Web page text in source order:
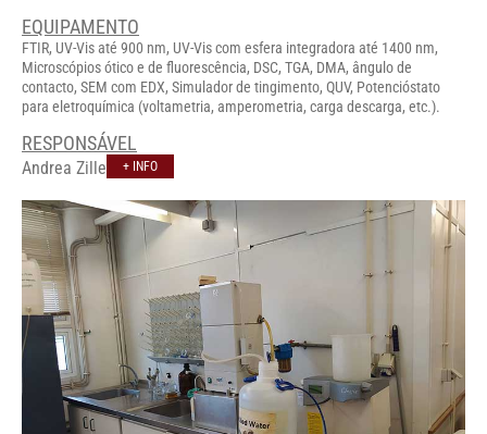
EQUIPAMENTO
FTIR, UV-Vis até 900 nm, UV-Vis com esfera integradora até 1400 nm,
Microscópios ótico e de fluorescência, DSC, TGA, DMA, ângulo de
contacto, SEM com EDX, Simulador de tingimento, QUV, Potencióstato
para eletroquímica (voltametria, amperometria, carga descarga, etc.).
RESPONSÁVEL
Andrea Zille + INFO